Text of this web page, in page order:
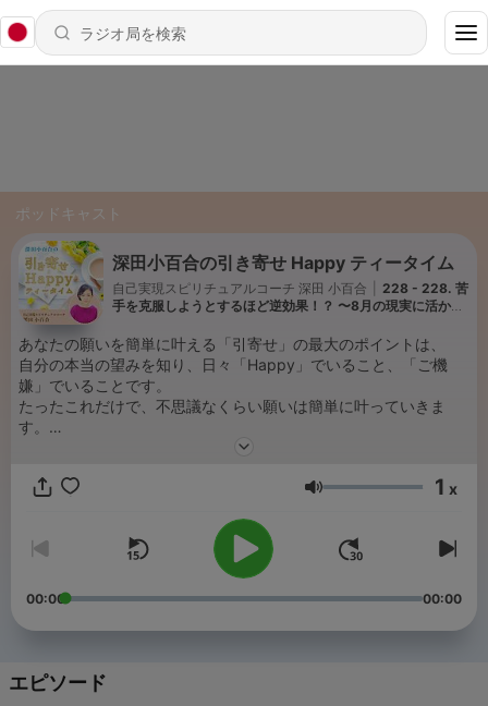
ポッドキャスト
深田小百合の引き寄せ Happy ティータイム
自己実現スピリチュアルコーチ 深田 小百合
228 - 228. 苦
手を克服しようとするほど逆効果！？ 〜8月の現実に活かせ
あなたの願いを簡単に叶える「引寄せ」の最大のポイントは、
自分の本当の望みを知り、日々「Happy」でいること、「ご機
嫌」でいることです。
たったこれだけで、不思議なくらい願いは簡単に叶っていきま
す。
えて
あなたも「ティータイム」に好きな茶を飲みながら、リラックス
して聴いて頂けたら嬉しいです。
ので、お楽しみに〜♪
LINE公式: https://lin.ee/KSkas6P
音量 1 x
00:00 00:00
エピソード